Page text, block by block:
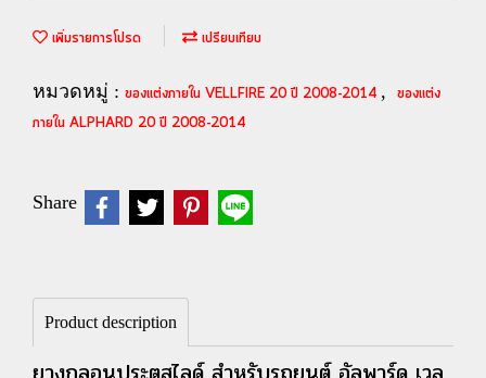
เพิ่มรายการโปรด เปรียบเทียบ
หมวดหมู่ : ของแต่งภายใน VELLFIRE 20 ปี 2008-2014 , ของแต่ง
ภายใน ALPHARD 20 ปี 2008-2014
Share
Product description